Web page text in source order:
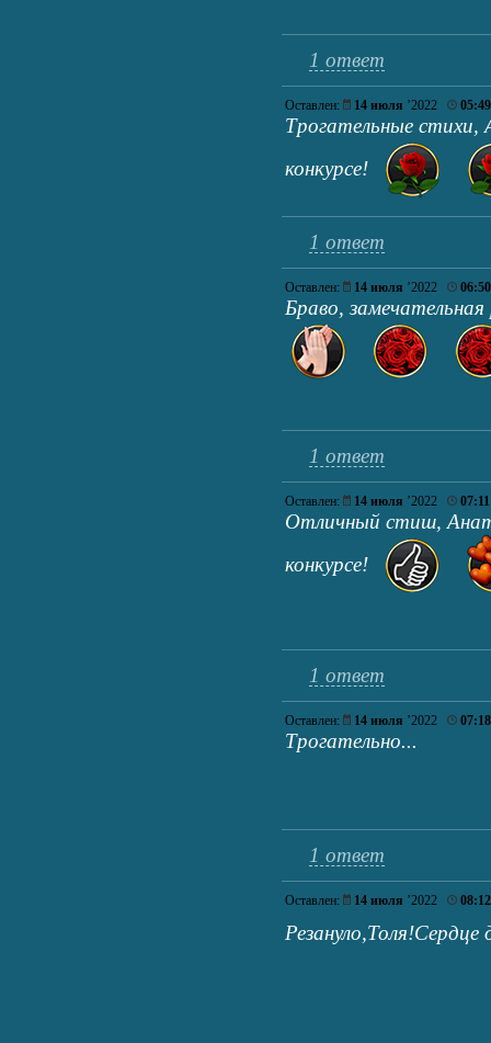
1 ответ
Оставлен: 14 июля ’2022 05:49
Трогательные
конкурсе!
1 ответ
Оставлен: 14 июля ’2022 06:50
Браво,
1 ответ
Оставлен: 14 июля ’2022 07:11
Отличный стиш,
конкурсе!
1 ответ
Оставлен: 14 июля ’2022 07:18
Трогательно...
1 ответ
Оставлен: 14 июля ’2022 08:12